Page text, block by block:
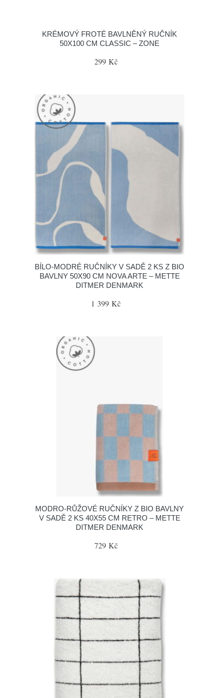
KRÉMOVÝ FROTÉ BAVLNĚNÝ RUČNÍK
50X100 CM CLASSIC – ZONE
299 Kč
BÍLO-MODRÉ RUČNÍKY V SADĚ 2 KS Z BIO
BAVLNY 50X90 CM NOVA ARTE – METTE
DITMER DENMARK
1 399 Kč
MODRO-RŮŽOVÉ RUČNÍKY Z BIO BAVLNY
V SADĚ 2 KS 40X55 CM RETRO – METTE
DITMER DENMARK
729 Kč